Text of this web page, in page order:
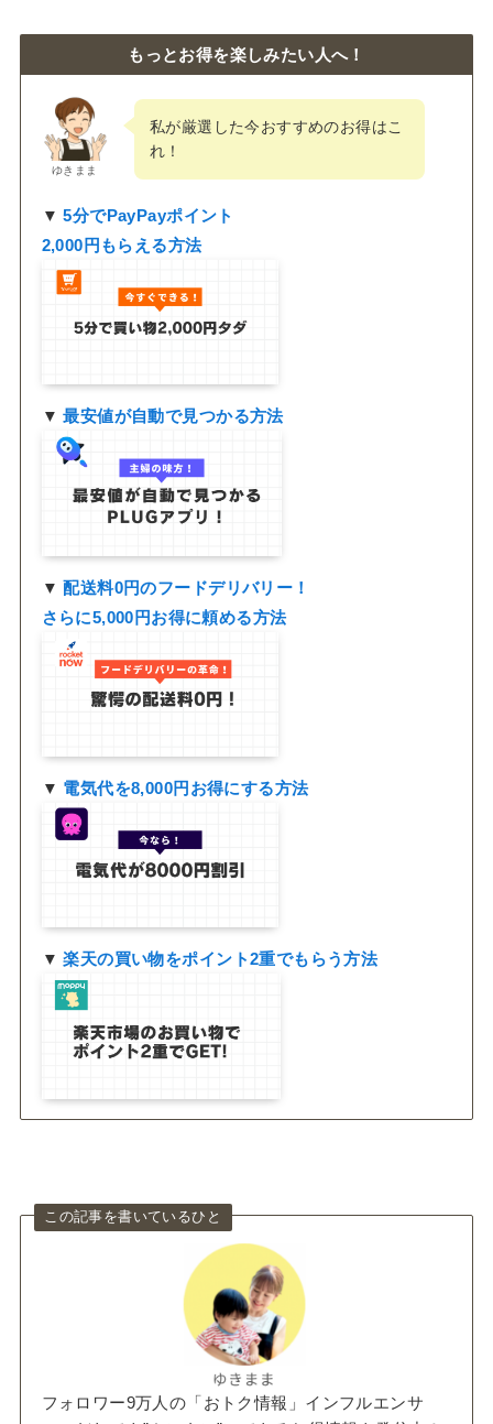
もっとお得を楽しみたい人へ！
ゆきまま
私が厳選した今おすすめのお得はこ
れ！
▼5分でPayPayポイント
2,000円もらえる方法
▼最安値が自動で見つかる方法
▼配送料0円のフードデリバリー！
さらに5,000円お得に頼める方法
▼ 電気代を8,000円お得にする方法
▼楽天の買い物をポイント2重でもらう方法
この記事を書いているひと
フォロワー9万人の「おトク情報」インフルエンサ